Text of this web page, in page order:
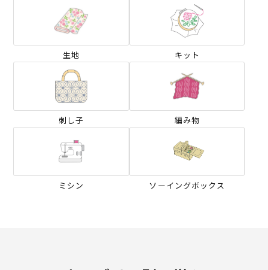
生地 キット
刺し子 編み物
ミシン ソーイングボックス